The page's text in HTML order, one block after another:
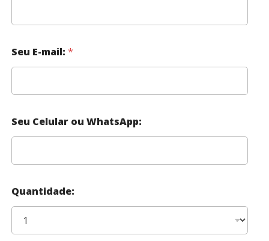
Seu E-mail: *
Seu Celular ou WhatsApp:
Quantidade: